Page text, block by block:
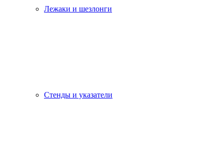
Лежаки и шезлонги
Стенды и указатели